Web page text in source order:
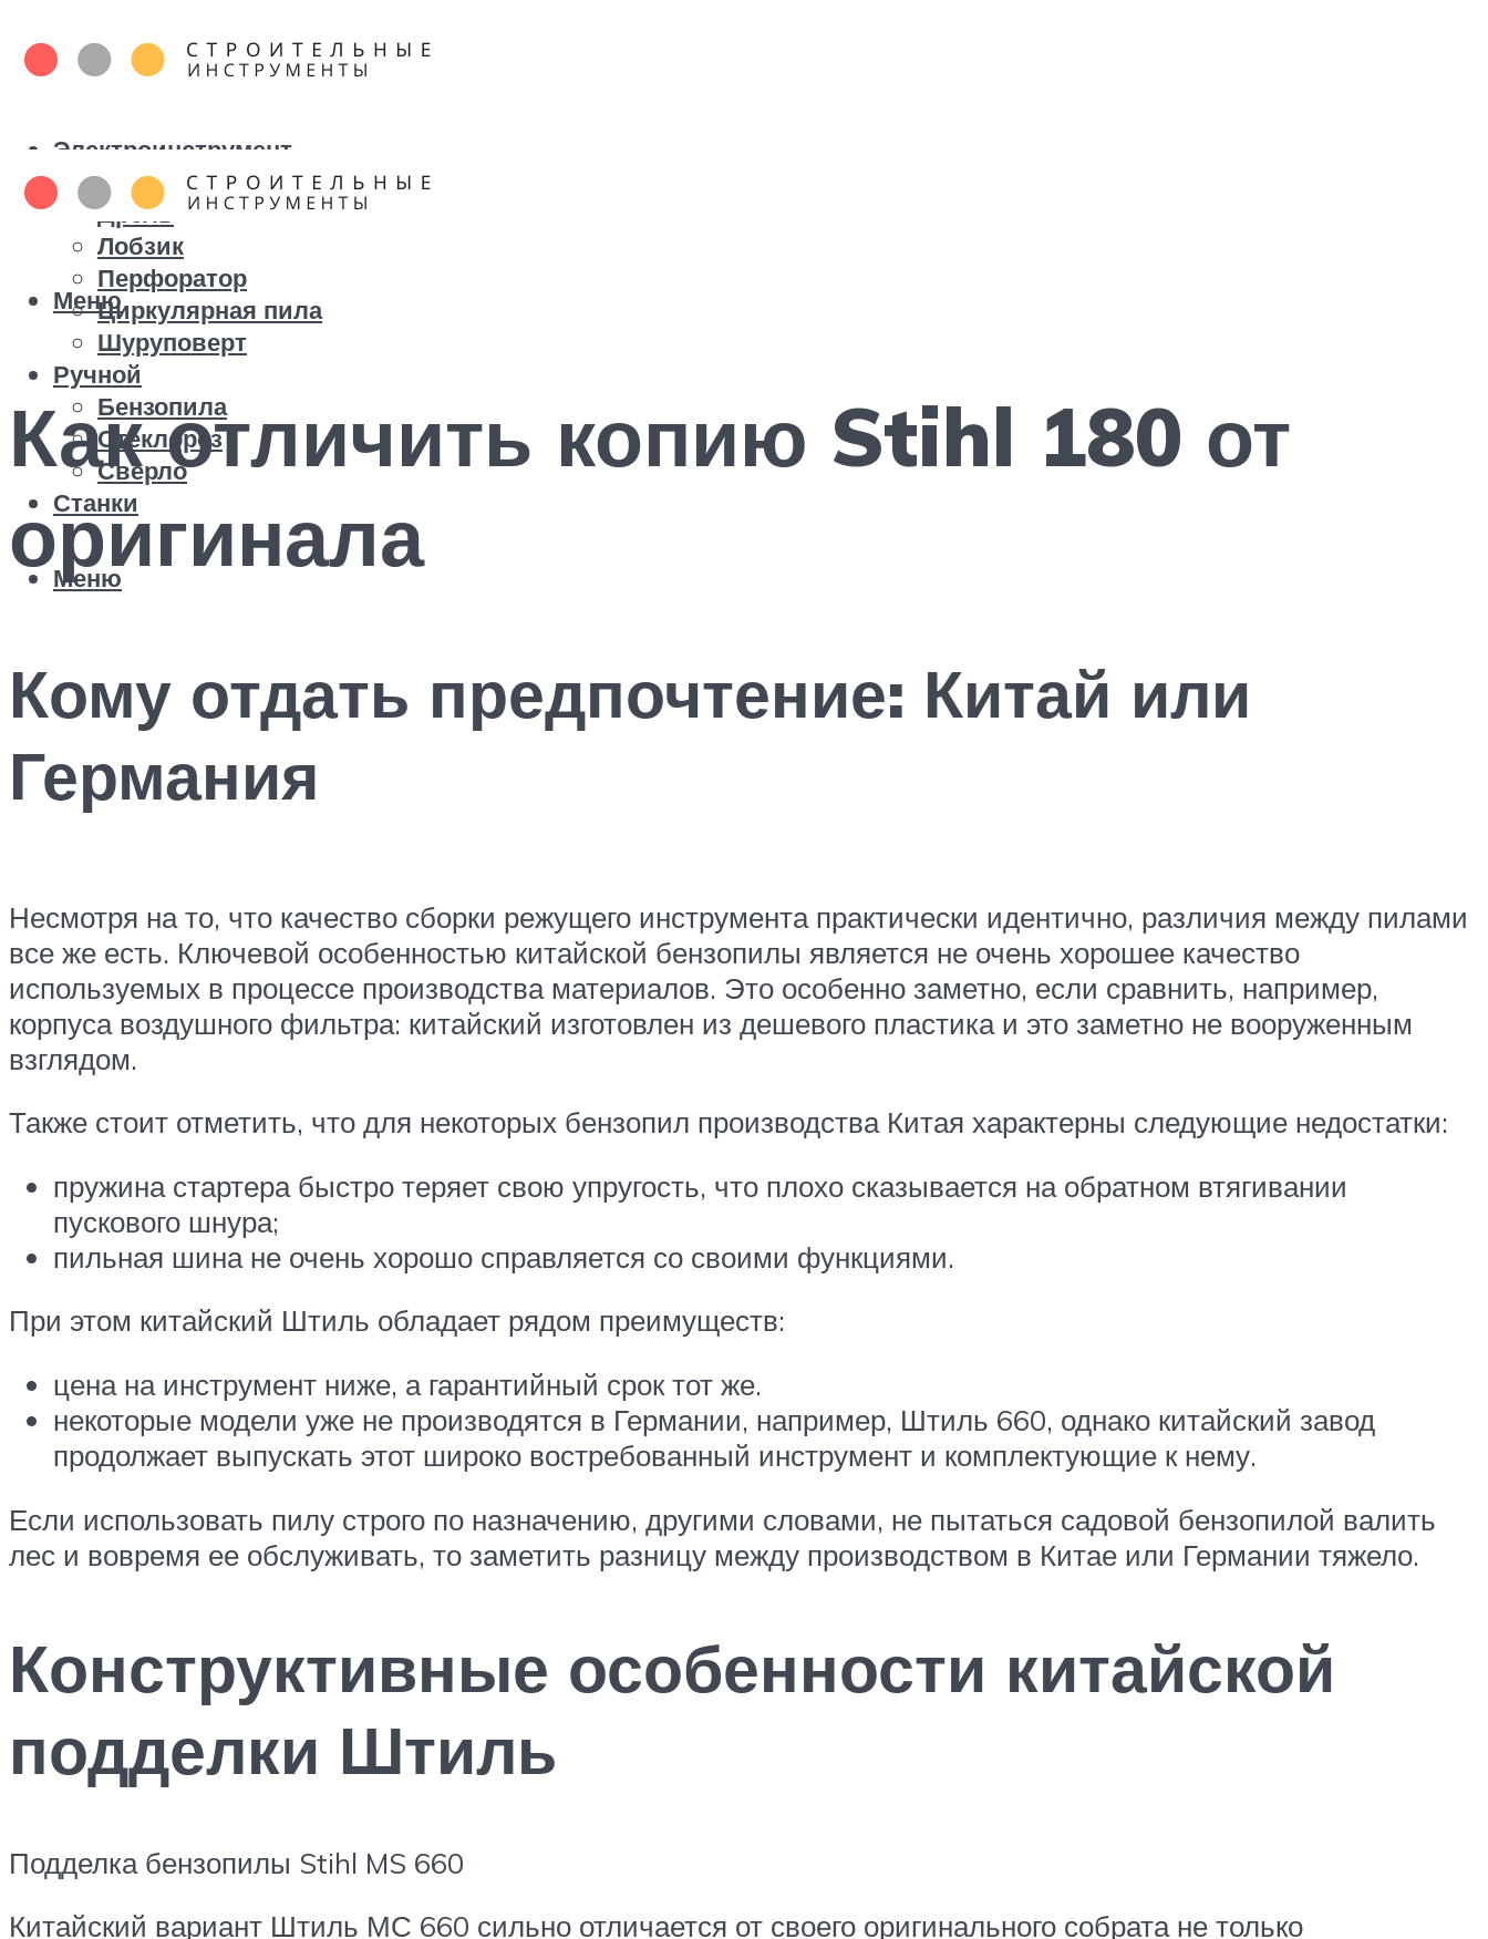
Электроинструмент
Болгарка
Дрель
Лобзик
Перфоратор
Циркулярная пила
Шуруповерт
Ручной
Бензопила
Стеклорез
Сверло
Станки
Меню
Меню
Как отличить копию Stihl 180 от
оригинала
Кому отдать предпочтение: Китай или
Германия
Несмотря на то, что качество сборки режущего инструмента практически идентично, различия между пилами
все же есть. Ключевой особенностью китайской бензопилы является не очень хорошее качество
используемых в процессе производства материалов. Это особенно заметно, если сравнить, например,
корпуса воздушного фильтра: китайский изготовлен из дешевого пластика и это заметно не вооруженным
взглядом.
Также стоит отметить, что для некоторых бензопил производства Китая характерны следующие недостатки:
пружина стартера быстро теряет свою упругость, что плохо сказывается на обратном втягивании
пускового шнура;
пильная шина не очень хорошо справляется со своими функциями.
При этом китайский Штиль обладает рядом преимуществ:
цена на инструмент ниже, а гарантийный срок тот же.
некоторые модели уже не производятся в Германии, например, Штиль 660, однако китайский завод
продолжает выпускать этот широко востребованный инструмент и комплектующие к нему.
Если использовать пилу строго по назначению, другими словами, не пытаться садовой бензопилой валить
лес и вовремя ее обслуживать, то заметить разницу между производством в Китае или Германии тяжело.
Конструктивные особенности китайской
подделки Штиль
Подделка бензопилы Stihl MS 660
Китайский вариант Штиль МС 660 сильно отличается от своего оригинального собрата не только